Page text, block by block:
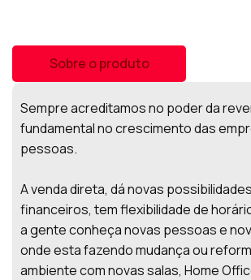
Sobre o produto
Sempre acreditamos no poder da
fundamental no crescimento das
pessoas.
A venda direta, dá novas
financeiros, tem flexibilidade de
a gente conheça novas pessoas e
onde esta fazendo mudança ou
ambiente com novas salas, Home